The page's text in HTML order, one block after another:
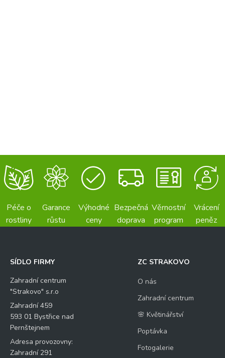
Péče o
rostliny
Garance
růstu
Výhodné
ceny
Bezpečná
doprava
Věrnostní
program
Vrácení
peněz
SÍDLO FIRMY
Zahradní centrum
"Strakovo" s.r.o
Zahradní 459
593 01 Bystřice nad
Pernštejnem
Adresa provozovny:
Zahradní 291
ZC STRAKOVO
O nás
Zahradní centrum
🌸 Květinářství
Poptávka
Fotogalerie